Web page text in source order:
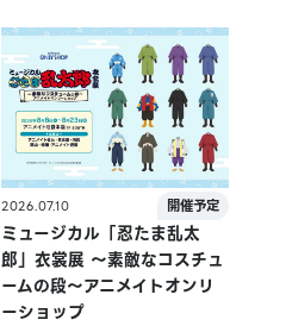
2026.07.10
ミュージカル「忍たま乱太
郎」衣裳展 ～素敵なコスチュ
ームの段～アニメイトオンリ
ーショップ